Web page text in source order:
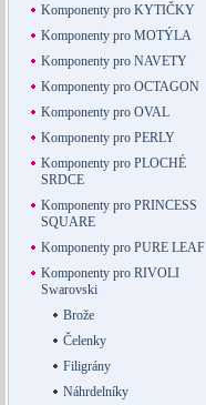
Komponenty pro KYTIČKY
Komponenty pro MOTÝLA
Komponenty pro NAVETY
Komponenty pro OCTAGON
Komponenty pro OVAL
Komponenty pro PERLY
Komponenty pro PLOCHÉ
SRDCE
Komponenty pro PRINCESS
SQUARE
Komponenty pro PURE LEAF
Komponenty pro RIVOLI
Swarovski
Brože
Čelenky
Filigrány
Náhrdelníky